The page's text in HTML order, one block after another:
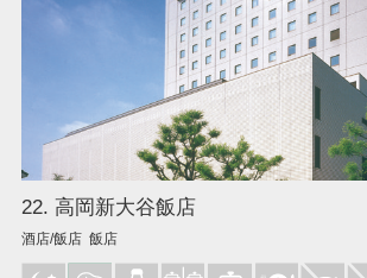
22. 高岡新大谷飯店
酒店/飯店 飯店